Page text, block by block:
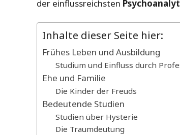
der einflussreichsten
Inhalte dieser Seite hier:
Frühes Leben und Ausbildung
Studium und Einfluss durch
Ehe und Familie
Die Kinder der Freuds
Bedeutende Studien
Studien über Hysterie
Die Traumdeutung